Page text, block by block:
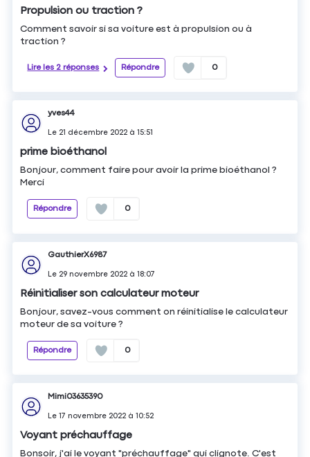
Propulsion ou traction ?
Comment savoir si sa voiture est à propulsion ou à
traction ?
Lire les 2 réponses Répondre 0
yves44
Le 21 décembre 2022 à15:51
prime bioéthanol
Bonjour, comment faire pour avoir la prime bioéthanol ?
Merci
Répondre 0
GauthierX6987
Le 29 novembre 2022 à18:07
Réinitialiser son calculateur moteur
Bonjour, savez-vous comment on réinitialise le calculateur
moteur de sa voiture ?
Répondre 0
Mimi03635390
Le17 novembre 2022 à10:52
Voyant préchauffage
Bonsoir, j'ai le voyant "préchauffage" qui clignote. C'est